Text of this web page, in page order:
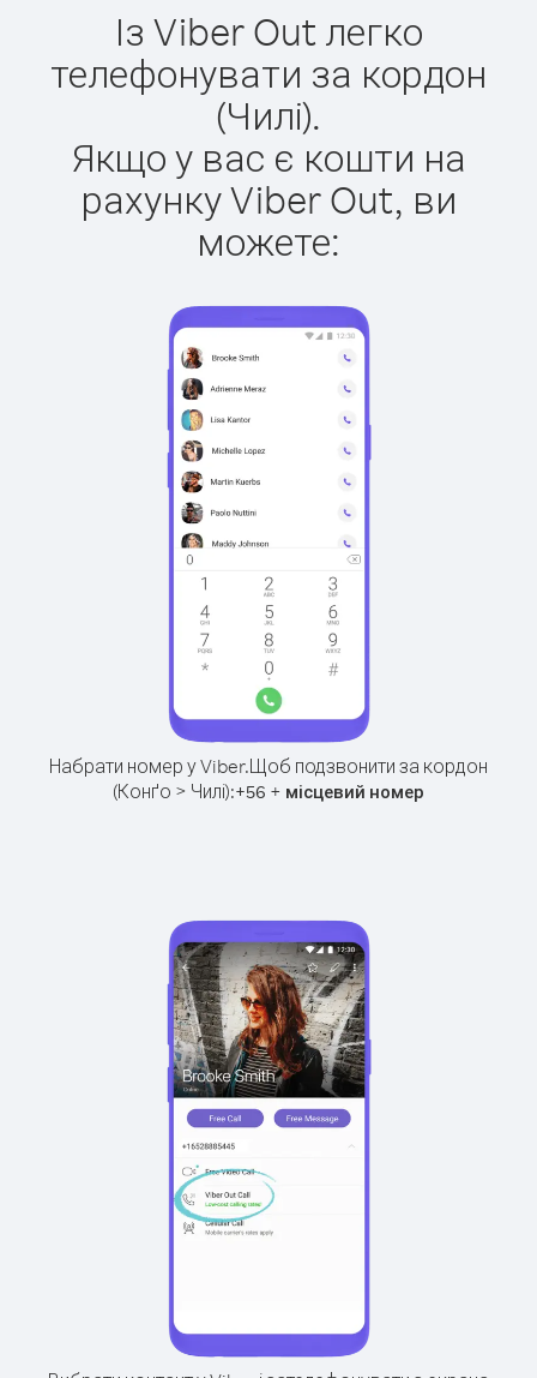
Із Viber Out легко
телефонувати за кордон
(Чилі).
Якщо у вас є кошти на
рахунку Viber Out, ви
можете:
Набрати номер у Viber.Щоб подзвонити за кордон
(Конґо > Чилі):+56 + місцевий номер